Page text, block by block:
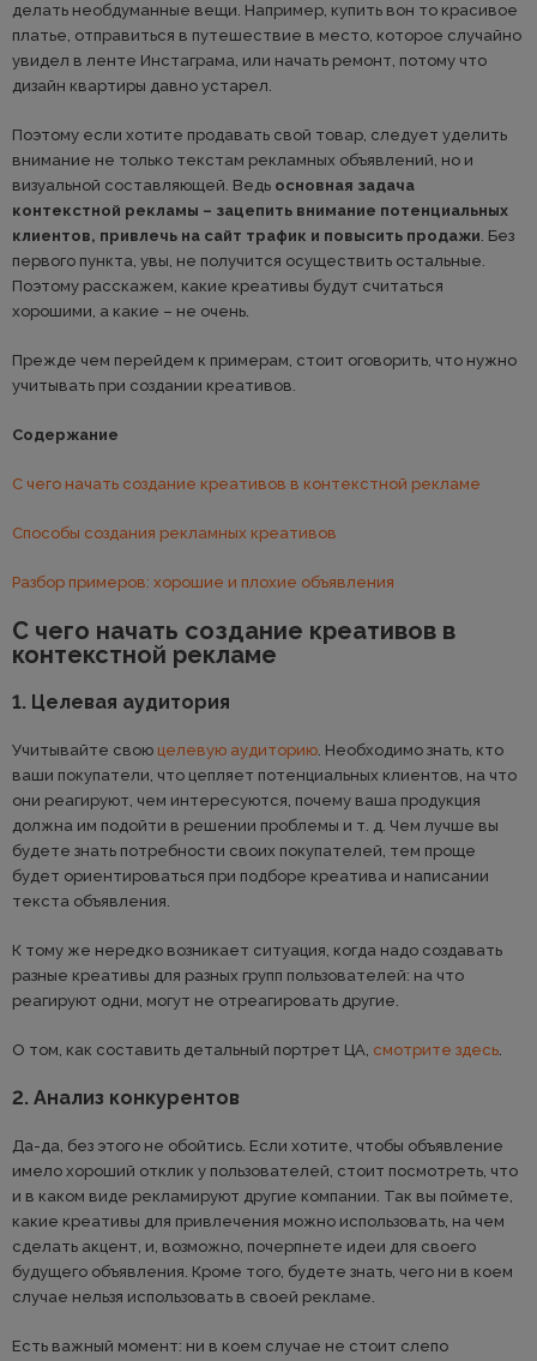
делать необдуманные вещи. Например, купить вон то красивое
платье, отправиться в путешествие в место, которое случайно
увидел в ленте Инстаграма, или начать ремонт, потому что
дизайн квартиры давно устарел.
Поэтому если хотите продавать свой товар, следует уделить
внимание не только текстам рекламных объявлений, но и
визуальной составляющей. Ведь основная задача
контекстной рекламы – зацепить внимание потенциальных
клиентов, привлечь на сайт трафик и повысить продажи. Без
первого пункта, увы, не получится осуществить остальные.
Поэтому расскажем, какие креативы будут считаться
хорошими, а какие – не очень.
Прежде чем перейдем к примерам, стоит оговорить, что нужно
учитывать при создании креативов.
Содержание
С чего начать создание креативов в контекстной рекламе
Способы создания рекламных креативов
Разбор примеров: хорошие и плохие объявления
С чего начать создание креативов в
контекстной рекламе
1. Целевая аудитория
Учитывайте свою целевую аудиторию. Необходимо знать, кто
ваши покупатели, что цепляет потенциальных клиентов, на что
они реагируют, чем интересуются, почему ваша продукция
должна им подойти в решении проблемы и т. д. Чем лучше вы
будете знать потребности своих покупателей, тем проще
будет ориентироваться при подборе креатива и написании
текста объявления.
К тому же нередко возникает ситуация, когда надо создавать
разные креативы для разных групп пользователей: на что
реагируют одни, могут не отреагировать другие.
О том, как составить детальный портрет ЦА, смотрите здесь.
2. Анализ конкурентов
Да-да, без этого не обойтись. Если хотите, чтобы объявление
имело хороший отклик у пользователей, стоит посмотреть, что
и в каком виде рекламируют другие компании. Так вы поймете,
какие креативы для привлечения можно использовать, на чем
сделать акцент, и, возможно, почерпнете идеи для своего
будущего объявления. Кроме того, будете знать, чего ни в коем
случае нельзя использовать в своей рекламе.
Есть важный момент: ни в коем случае не стоит слепо